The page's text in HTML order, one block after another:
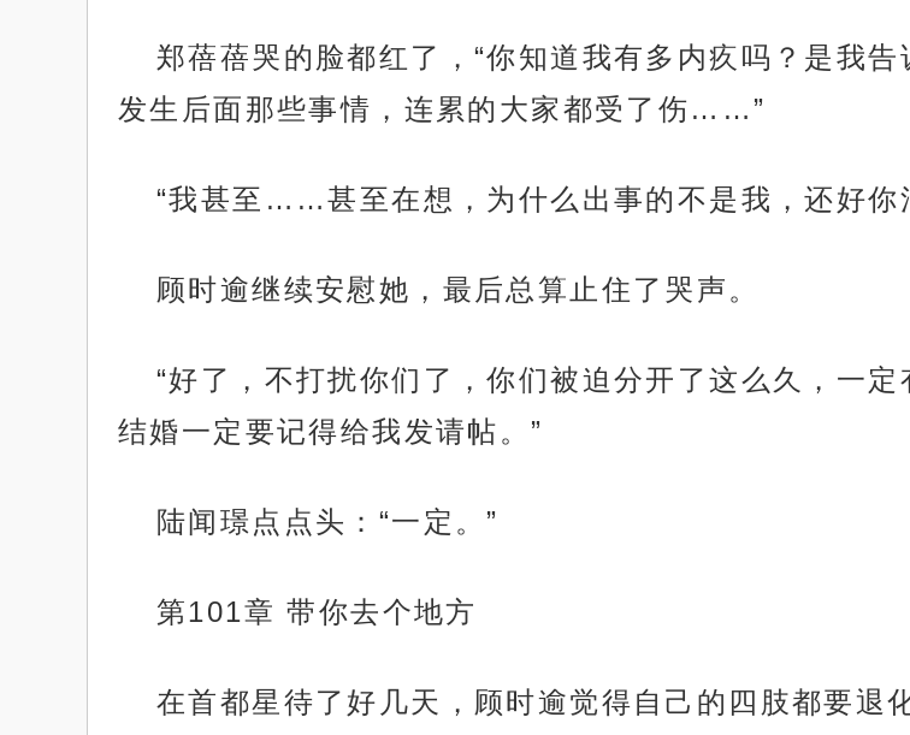
郑蓓蓓哭的脸都红了，“你知道我有多内疚吗？是我
发生后面那些事情，连累的大家都受了伤……”
“我甚至……甚至在想，为什么出事的不是我，还好
顾时逾继续安慰她，最后总算止住了哭声。
“好了，不打扰你们了，你们被迫分开了这么久，一
结婚一定要记得给我发请帖。”
陆闻璟点点头：“一定。”
第101章 带你去个地方
在首都星待了好几天，顾时逾觉得自己的四肢都要退